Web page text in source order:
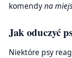
komendyna
Jak oduczyć
Niektóre psy